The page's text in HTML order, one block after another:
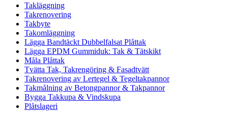
Takläggning
Takrenovering
Takbyte
Takomläggning
Lägga Bandtäckt Dubbelfalsat Plåttak
Lägga EPDM Gummiduk: Tak & Tätskikt
Måla Plåttak
Tvätta Tak, Takrengöring & Fasadtvätt
Takrenovering av Lertegel & Tegeltakpannor
Takmålning av Betongpannor & Takpannor
Bygga Takkupa & Vindskupa
Plåtslageri